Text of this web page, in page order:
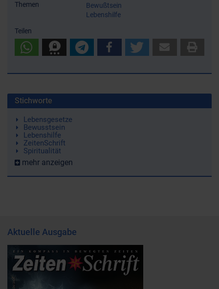
Themen
Bewußtsein
Lebenshilfe
Teilen
Stichworte
Lebensgesetze
Bewusstsein
Lebenshilfe
ZeitenSchrift
Spiritualität
mehr anzeigen
Aktuelle Ausgabe